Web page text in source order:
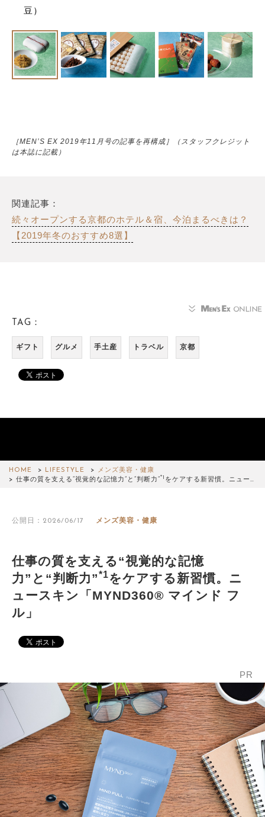
豆）
［MEN’S EX 2019年11月号の記事を再構成］（スタッフクレジット
は本誌に記載）
関連記事：
続々オープンする京都のホテル＆宿、今泊まるべきは？
【2019年冬のおすすめ8選】
TAG：
ギフト グルメ 手土産 トラベル 京都
HOME LIFESTYLE
メンズ美容・健康
仕事の質を支える“視覚的な記憶力”と“判断力”*1 をケアする新習慣。ニュー…
公開日：2026/06/17 メンズ美容・健康
仕事の質を支える“視覚的な記憶
力”と“判断力”*1をケアする新習慣。ニ
ュースキン「MYND360® マインド フ
ル」
PR